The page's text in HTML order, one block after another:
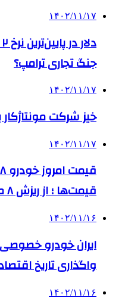
۱۴۰۲/۱۱/۱۷
جنگ تجاری ترامپ؟
۱۴۰۲/۱۱/۱۷
خیز شرکت
۱۴۰۲/۱۱/۱۷
قیمت‌ها ؛ از ریزش ۸ میلیونی تا رشد ۳۳ میلیونی
۱۴۰۲/۱۱/۱۶
ایران خودرو خصوصی
واگذاری تاریخ
۱۴۰۲/۱۱/۱۶